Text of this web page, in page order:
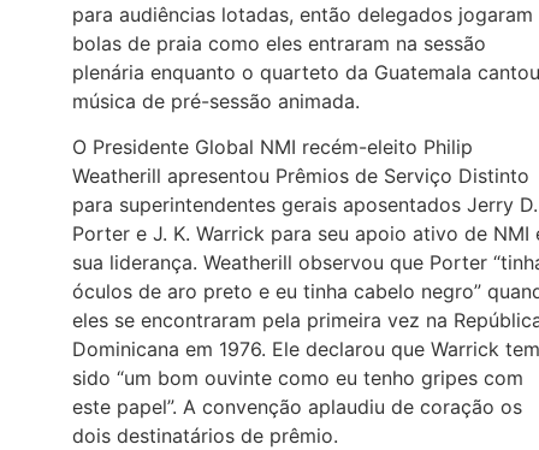
para audiências lotadas, então delegados jogaram
bolas de praia como eles entraram na sessão
plenária enquanto o quarteto da Guatemala cantou
música de pré-sessão animada.
O Presidente Global NMI recém-eleito Philip
Weatherill apresentou Prêmios de Serviço Distinto
para superintendentes gerais aposentados Jerry D.
Porter e J. K. Warrick para seu apoio ativo de NMI
sua liderança. Weatherill observou que Porter
óculos de aro preto e eu tinha cabelo negro”
eles se encontraram pela primeira vez na
Dominicana em 1976. Ele declarou que Warrick tem
sido “um bom ouvinte como eu tenho gripes com
este papel”. A convenção aplaudiu de coração os
dois destinatários de prêmio.